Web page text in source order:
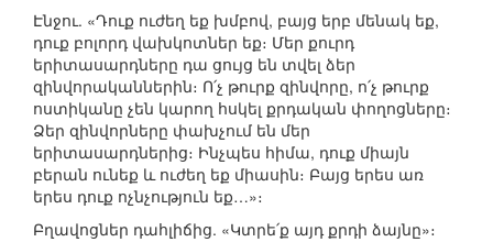
Էնջու. «Դուք ուժեղ եք խմբով, բայց երբ մենակ եք,
դուք բոլորդ վախկոտներ եք։ Մեր քուրդ
երիտասարդները դա ցույց են տվել ձեր
զինվորականներին։ Ո՛չ թուրք զինվորը, ո՛չ թուրք
ոստիկանը չեն կարող հսկել քրդական փողոցները։
Ձեր զինվորները փախչում են մեր
երիտասարդներից։ Ինչպես հիմա, դուք միայն
բերան ունեք և ուժեղ եք միասին։ Բայց երես առ
երես դուք ոչնչություն եք…»։
Բղավոցներ դահլիճից. «Կտրե՛ք այդ քրդի ձայնը»։